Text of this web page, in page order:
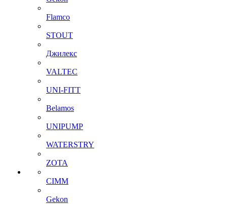
Flamco
STOUT
Джилекс
VALTEC
UNI-FITT
Belamos
UNIPUMP
WATERSTRY
ZOTA
CIMM
Gekon